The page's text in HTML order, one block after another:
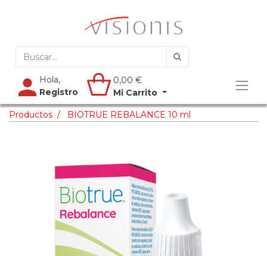
Hola,
Registro
0,00 €
Mi Carrito
Productos BIOTRUE REBALANCE 10 ml